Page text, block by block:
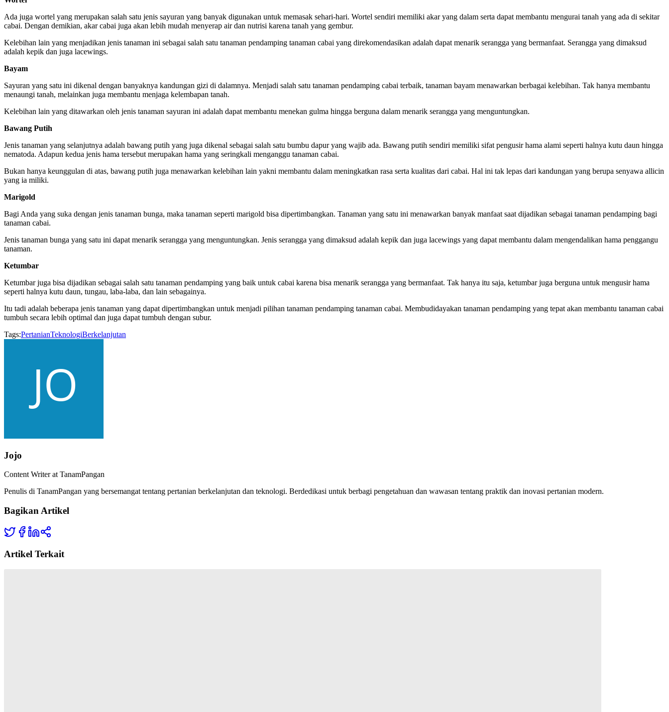
Ada juga wortel yang merupakan salah satu jenis sayuran yang banyak digunakan untuk memasak sehari-hari. Wortel sendiri memiliki akar yang dalam serta dapat membantu mengurai tanah yang ada di sekitar
cabai. Dengan demikian, akar cabai juga akan lebih mudah menyerap air dan nutrisi karena tanah yang gembur.
Kelebihan lain yang menjadikan jenis tanaman ini sebagai salah satu tanaman pendamping tanaman cabai yang direkomendasikan adalah dapat menarik serangga yang bermanfaat. Serangga yang dimaksud
adalah kepik dan juga lacewings.
Bayam
Sayuran yang satu ini dikenal dengan banyaknya kandungan gizi di dalamnya. Menjadi salah satu tanaman pendamping cabai terbaik, tanaman bayam menawarkan berbagai kelebihan. Tak hanya membantu
menaungi tanah, melainkan juga membantu menjaga kelembapan tanah.
Kelebihan lain yang ditawarkan oleh jenis tanaman sayuran ini adalah dapat membantu menekan gulma hingga berguna dalam menarik serangga yang menguntungkan.
Bawang Putih
Jenis tanaman yang selanjutnya adalah bawang putih yang juga dikenal sebagai salah satu bumbu dapur yang wajib ada. Bawang putih sendiri memiliki sifat pengusir hama alami seperti halnya kutu daun hingga
nematoda. Adapun kedua jenis hama tersebut merupakan hama yang seringkali menganggu tanaman cabai.
Bukan hanya keunggulan di atas, bawang putih juga menawarkan kelebihan lain yakni membantu dalam meningkatkan rasa serta kualitas dari cabai. Hal ini tak lepas dari kandungan yang berupa senyawa allicin
yang ia miliki.
Marigold
Bagi Anda yang suka dengan jenis tanaman bunga, maka tanaman seperti marigold bisa dipertimbangkan. Tanaman yang satu ini menawarkan banyak manfaat saat dijadikan sebagai tanaman pendamping bagi
tanaman cabai.
Jenis tanaman bunga yang satu ini dapat menarik serangga yang menguntungkan. Jenis serangga yang dimaksud adalah kepik dan juga lacewings yang dapat membantu dalam mengendalikan hama penggangu
tanaman.
Ketumbar
Ketumbar juga bisa dijadikan sebagai salah satu tanaman pendamping yang baik untuk cabai karena bisa menarik serangga yang bermanfaat. Tak hanya itu saja, ketumbar juga berguna untuk mengusir hama
seperti halnya kutu daun, tungau, laba-laba, dan lain sebagainya.
Itu tadi adalah beberapa jenis tanaman yang dapat dipertimbangkan untuk menjadi pilihan tanaman pendamping tanaman cabai. Membudidayakan tanaman pendamping yang tepat akan membantu tanaman cabai
tumbuh secara lebih optimal dan juga dapat tumbuh dengan subur.
Tags:PertanianTeknologiBerkelanjutan
Jojo
Content Writer at TanamPangan
Penulis di TanamPangan yang bersemangat tentang pertanian berkelanjutan dan teknologi. Berdedikasi untuk berbagi pengetahuan dan wawasan tentang praktik dan inovasi pertanian modern.
Bagikan Artikel
Artikel Terkait